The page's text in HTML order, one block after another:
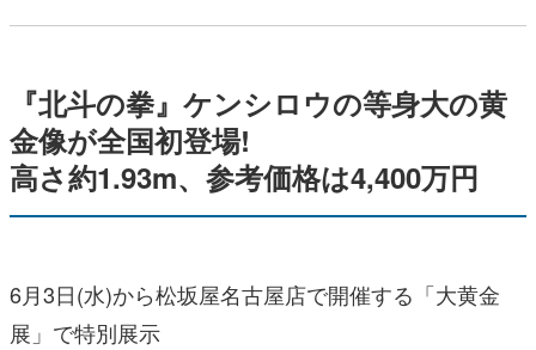
『北斗の拳』ケンシロウの等身大の⻩
金像が全国初登場!
高さ約1.93m、参考価格は4,400万円
6月3日(水)から松坂屋名古屋店で開催する「大⻩金
展」で特別展示